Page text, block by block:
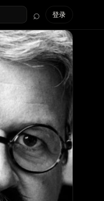
搜索全站
⌕ 登录